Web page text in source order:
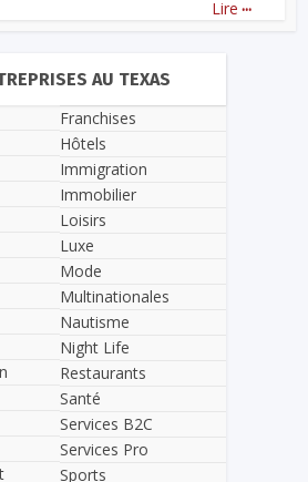
Lire
AU TEXAS
Franchises
Hôtels
Immigration
Immobilier
Loisirs
Luxe
Mode
Multinationales
Nautisme
Night Life
Restaurants
Santé
Services B2C
Services Pro
Sports